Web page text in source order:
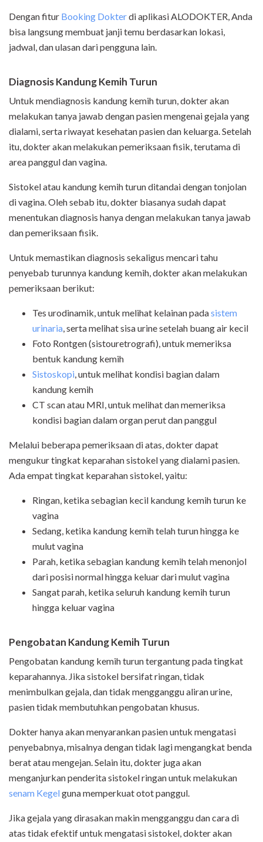
Dengan fitur Booking Dokterdiaplikasi ALODOKTER, Anda
bisa langsung membuat janji temu berdasarkan lokasi,
jadwal, dan ulasan dari pengguna lain.
Diagnosis Kandung Kemih Turun
Untuk mendiagnosis kandung kemih turun, dokter akan
melakukan tanya jawab dengan pasien mengenai gejala yang
dialami, serta riwayat kesehatan pasien dan keluarga. Setelah
itu, dokter akan melakukan pemeriksaan fisik, terutama di
area panggul dan vagina.
Sistokel atau kandung kemih turun ditandai dengan tonjolan
di vagina. Oleh sebab itu, dokter biasanya sudah dapat
menentukan diagnosis hanya dengan melakukan tanya jawab
dan pemeriksaan fisik.
Untuk memastikan diagnosis sekaligus mencari tahu
penyebab turunnya kandung kemih, dokter akan melakukan
pemeriksaan berikut:
Tes urodinamik, untuk melihat kelainan padasistem
urinaria, serta melihat sisa urine setelah buang air kecil
Foto Rontgen (sistouretrografi), untuk memeriksa
bentuk kandung kemih
Sistoskopi, untuk melihat kondisi bagian dalam
kandung kemih
CT scan atau MRI, untuk melihat dan memeriksa
kondisi bagian dalam organ perut dan panggul
Melalui beberapa pemeriksaan di atas, dokter dapat
mengukur tingkat keparahan sistokel yang dialami pasien.
Ada empat tingkat keparahan sistokel, yaitu:
Ringan, ketika sebagian kecil kandung kemih turun ke
vagina
Sedang, ketika kandung kemih telah turun hingga ke
mulut vagina
Parah, ketika sebagian kandung kemih telah menonjol
dari posisi normal hingga keluar dari mulut vagina
Sangat parah, ketika seluruh kandung kemih turun
hingga keluar vagina
Pengobatan Kandung Kemih Turun
Pengobatan kandung kemih turun tergantung pada tingkat
keparahannya. Jika sistokel bersifat ringan, tidak
menimbulkan gejala, dan tidak mengganggu aliran urine,
pasien tidak membutuhkan pengobatan khusus.
Dokter hanya akan menyarankan pasien untuk mengatasi
penyebabnya, misalnya dengan tidak lagi mengangkat benda
berat atau mengejan. Selain itu, dokter juga akan
menganjurkan penderita sistokel ringan untuk melakukan
senam Kegelguna memperkuat otot panggul.
Jika gejala yang dirasakan makin mengganggu dan cara di
atas tidak efektif untuk mengatasi sistokel, dokter akan